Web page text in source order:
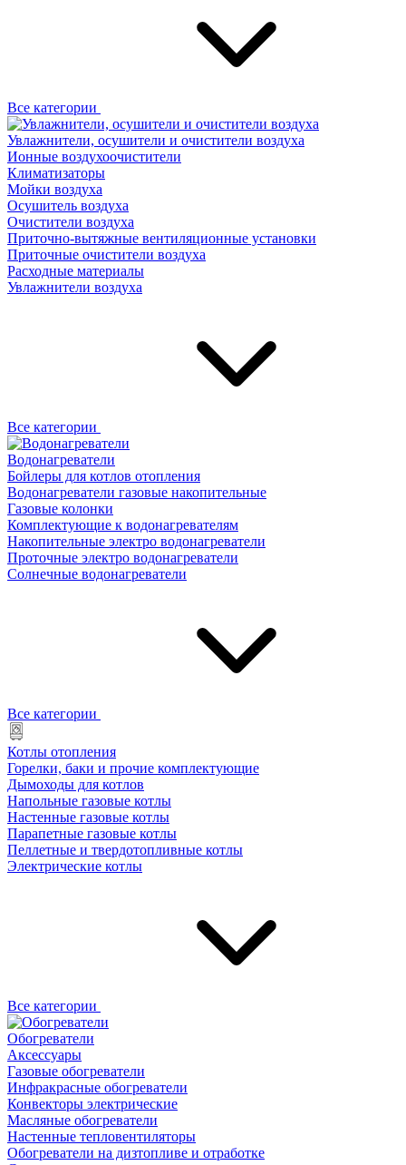
Все категории
Увлажнители, осушители и очистители воздуха
Ионные воздухоочистители
Климатизаторы
Мойки воздуха
Осушитель воздуха
Очистители воздуха
Приточно-вытяжные вентиляционные установки
Приточные очистители воздуха
Расходные материалы
Увлажнители воздуха
Все категории
Водонагреватели
Бойлеры для котлов отопления
Водонагреватели газовые накопительные
Газовые колонки
Комплектующие к водонагревателям
Накопительные электро водонагреватели
Проточные электро водонагреватели
Солнечные водонагреватели
Все категории
Котлы отопления
Горелки, баки и прочие комплектующие
Дымоходы для котлов
Напольные газовые котлы
Настенные газовые котлы
Парапетные газовые котлы
Пеллетные и твердотопливные котлы
Электрические котлы
Все категории
Обогреватели
Аксессуары
Газовые обогреватели
Инфракрасные обогреватели
Конвекторы электрические
Масляные обогреватели
Настенные тепловентиляторы
Обогреватели на дизтопливе и отработке